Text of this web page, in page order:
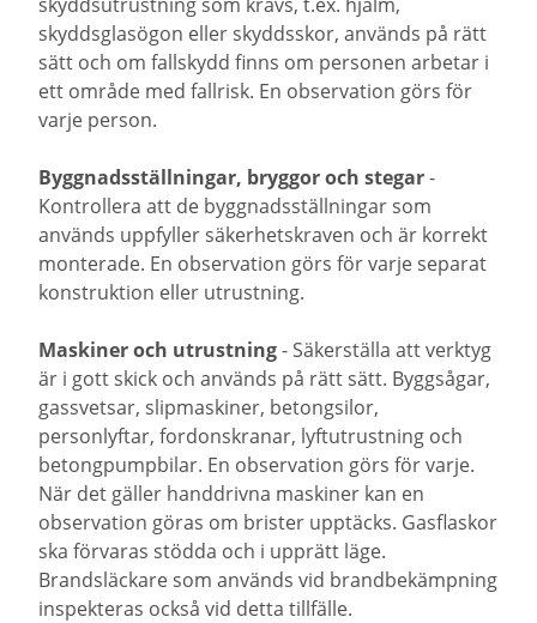
skyddsglasögon eller skyddsskor, används på rätt
sätt och om fallskydd finns om personen arbetar i
ett område med fallrisk. En observation görs för
varje person.
Byggnadsställningar, bryggor och stegar-
Kontrollera att de byggnadsställningar som
används uppfyller säkerhetskraven och är korrekt
monterade. En observation görs för varje separat
konstruktion eller utrustning.
Maskiner och utrustning- Säkerställa att verktyg
är i gott skick och används på rätt sätt. Byggsågar,
gassvetsar, slipmaskiner, betongsilor,
personlyftar, fordonskranar, lyftutrustning och
betongpumpbilar. En observation görs för varje.
När det gäller handdrivna maskiner kan en
observation göras om brister upptäcks. Gasflaskor
ska förvaras stödda och i upprätt läge.
Brandsläckare som används vid brandbekämpning
inspekteras också vid detta tillfälle.